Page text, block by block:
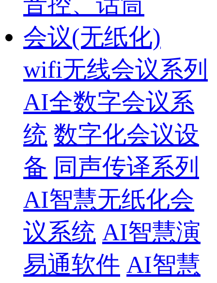
会议(无纸化)
wifi无线会议系列
AI全数字会议系
统 数字化会议设
备 同声传译系列
AI智慧无纸化会
议系统 AI智慧演
易通软件 AI智慧